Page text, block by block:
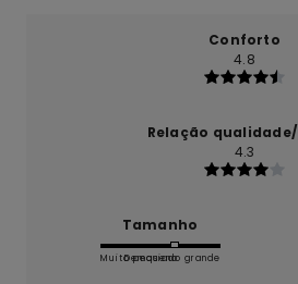
Conforto
4.8
Relação
4.3
Tamanho
Muito pequeno
Demasiado grande